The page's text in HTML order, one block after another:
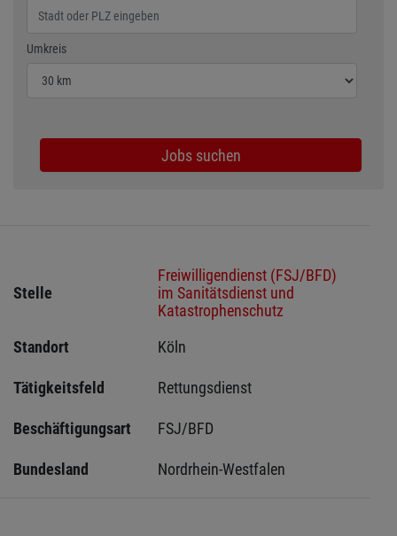
Umkreis
Wählen Sie den Umkreis für die Jobsuche
Jobs suchen
Stelle
Freiwilligendienst (FSJ/BFD)
im Sanitätsdienst und
Katastrophenschutz
Standort
Köln
Tätigkeitsfeld Rettungsdienst
Beschäftigungsart FSJ/BFD
Bundesland Nordrhein-Westfalen